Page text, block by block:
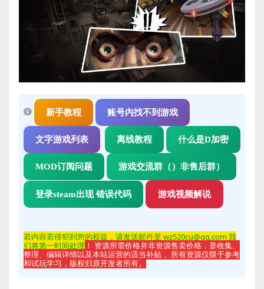
新手教程 账号内找不到游戏
文字游戏列表 离线教程 什么是D加密
MOD订阅问题 游戏交流群（）非售后群）
登录steam出现 错误代码 游戏视频解说
若内容若侵犯到您的权益，请发送邮件至 wz520cu@qq.com 我
们将第一时间处理 ！ 资源所需价格并非资源售卖价格，是收集、
整理、编辑详情以及本站运营的适当补贴， 所有资源仅限于参考
和试玩学习，版权归原开发者所有。